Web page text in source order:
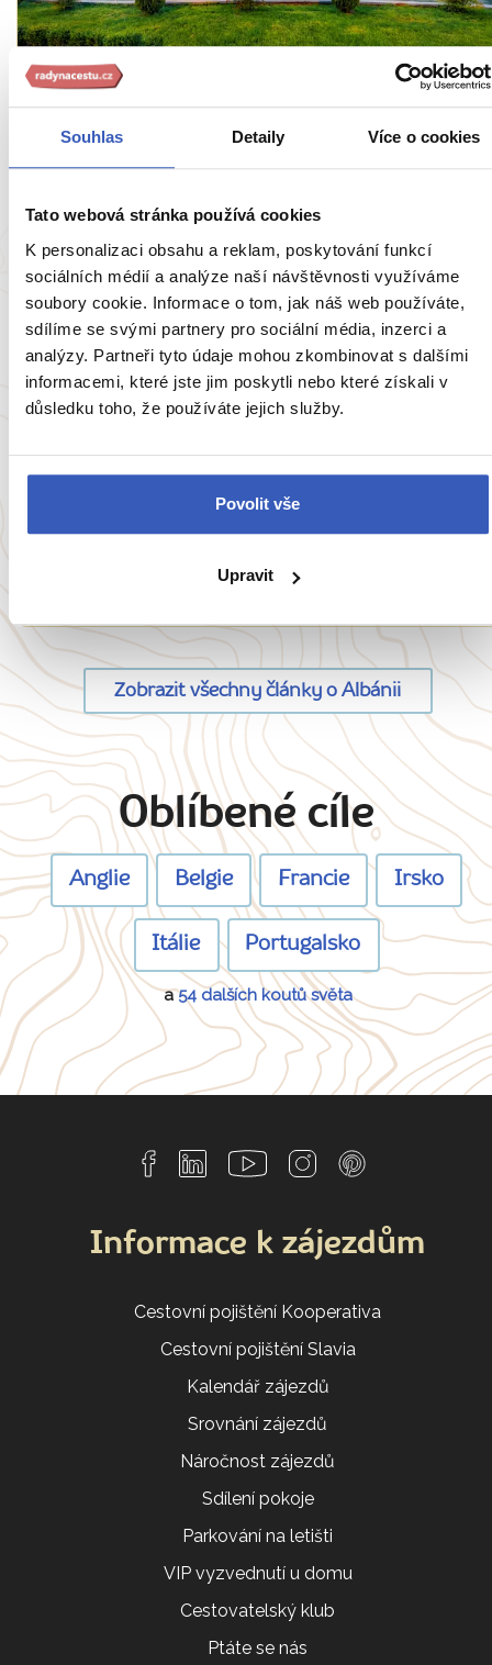
Souhlas Detaily Více o cookies
Tato webová stránka používá cookies
K personalizaci obsahu a reklam, poskytování funkcí
sociálních médií a analýze naší návštěvnosti využíváme
soubory cookie. Informace o tom, jak náš web používáte,
sdílíme se svými partnery pro sociální média, inzerci a
analýzy. Partneři tyto údaje mohou zkombinovat s dalšími
informacemi, které jste jim poskytli nebo které získali v
důsledku toho, že používáte jejich služby.
Povolit vše
Upravit
Inspirace
Oblíbená místa
Zobrazit všechny články o Albánii
Oblíbené cíle
Anglie Belgie Francie Irsko
Itálie Portugalsko
a54 dalších koutů světa
Informace k zájezdům
Cestovní pojištění Kooperativa
Cestovní pojištění Slavia
Kalendář zájezdů
Srovnání zájezdů
Náročnost zájezdů
Sdílení pokoje
Parkování na letišti
VIP vyzvednutí u domu
Cestovatelský klub
Ptáte se nás